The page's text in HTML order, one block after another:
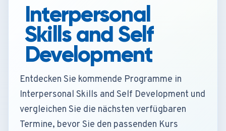
Interpersonal
Skills and Self
Development
Entdecken Sie kommende Programme in
Interpersonal Skills and Self Development und
vergleichen Sie die nächsten verfügbaren
Termine, bevor Sie den passenden Kurs